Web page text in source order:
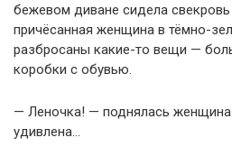
бежевом диване сидела свекровь
причёсанная женщина в тёмно-
разбросаны какие-то вещи —
коробки с обувью.
— Леночка! — поднялась
удивлена…